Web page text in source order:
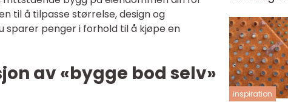
til å tilpasse størrelse, design og
sparer penger i forhold til å kjøpe en
av «bygge bod selv»
inspiration